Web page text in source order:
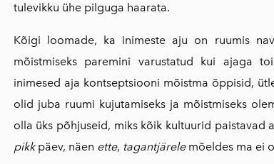
tulevikku ühe pilguga haarata.
Kõigi loomade, ka inimeste aju on ruumis
mõistmiseks paremini varustatud kui ajaga
inimesed aja kontsept­siooni mõistma õppisid,
olid juba ruumi kujutamiseks ja mõistmiseks
olla üks põhjuseid, miks kõik kultuurid paistavad
pikkpäev, näen ette, tagantjärelemõeldes ma ei